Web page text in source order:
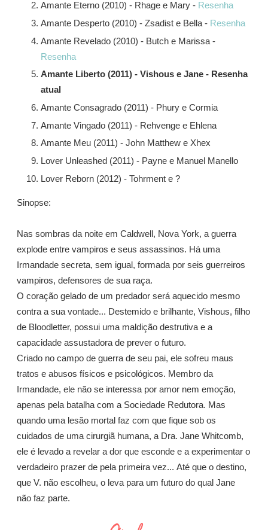
Amante Eterno (2010) - Rhage e Mary - Resenha
Amante Desperto (2010) - Zsadist e Bella - Resenha
Amante Revelado (2010) - Butch e Marissa -
Resenha
Amante Liberto (2011) - Vishous e Jane - Resenha
atual
Amante Consagrado (2011) - Phury e Cormia
Amante Vingado (2011) - Rehvenge e Ehlena
Amante Meu (2011) - John Matthew e Xhex
Lover Unleashed (2011) - Payne e Manuel Manello
Lover Reborn (2012) - Tohrment e ?
Sinopse:
Nas sombras da noite em Caldwell, Nova York, a guerra
explode entre vampiros e seus assassinos. Há uma
Irmandade secreta, sem igual, formada por seis guerreiros
vampiros, defensores de sua raça.
O coração gelado de um predador será aquecido mesmo
contra a sua vontade... Destemido e brilhante, Vishous, filho
de Bloodletter, possui uma maldição destrutiva e a
capacidade assustadora de prever o futuro.
Criado no campo de guerra de seu pai, ele sofreu maus
tratos e abusos físicos e psicológicos. Membro da
Irmandade, ele não se interessa por amor nem emoção,
apenas pela batalha com a Sociedade Redutora. Mas
quando uma lesão mortal faz com que fique sob os
cuidados de uma cirurgiã humana, a Dra. Jane Whitcomb,
ele é levado a revelar a dor que esconde e a experimentar o
verdadeiro prazer de pela primeira vez... Até que o destino,
que V. não escolheu, o leva para um futuro do qual Jane
não faz parte.